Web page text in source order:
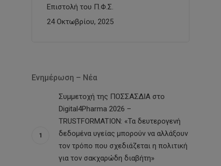
Επιστολή του Π.Φ.Σ.
24 Οκτωβρίου, 2025
Ενημέρωση – Νέα
Συμμετοχή της ΠΟΣΣΑΣΔΙΑ στο
Digital4Pharma 2026 –
TRUSTFORMATION: «Τα δευτερογενή
δεδομένα υγείας μπορούν να αλλάξουν
τον τρόπο που σχεδιάζεται η πολιτική
για τον σακχαρώδη διαβήτη»